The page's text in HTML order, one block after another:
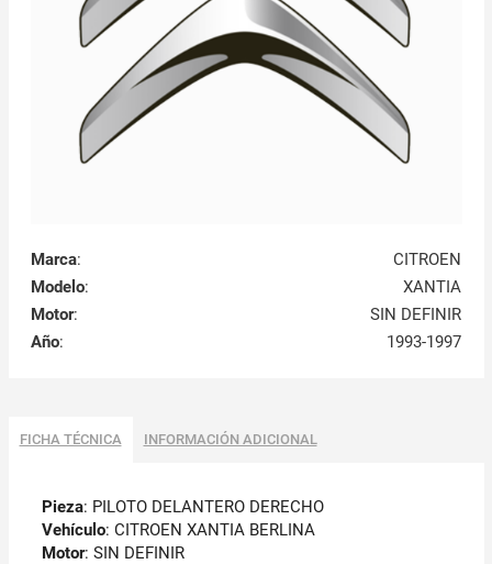
Marca:
CITROEN
Modelo:
XANTIA
Motor:
SIN DEFINIR
Año: 1993-1997
FICHA TÉCNICA INFORMACIÓN ADICIONAL
Pieza: PILOTO DELANTERO DERECHO
Vehículo: CITROEN XANTIA BERLINA
Motor: SIN DEFINIR